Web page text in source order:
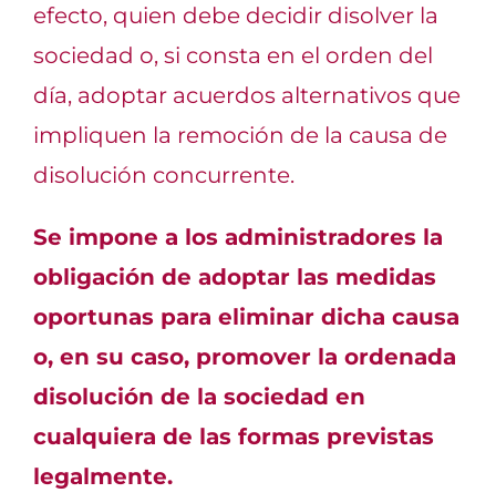
efecto, quien debe decidir disolver la
sociedad o, si consta en el orden del
día, adoptar acuerdos alternativos que
impliquen la remoción de la causa de
disolución concurrente.
Se impone a los administradores la
obligación de adoptar las medidas
oportunas para eliminar dicha causa
o, en su caso, promover la ordenada
disolución de la sociedad en
cualquiera de las formas previstas
legalmente.